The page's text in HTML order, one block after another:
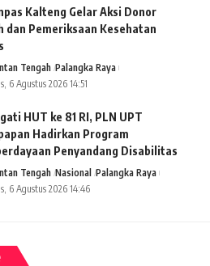
Kalteng Gelar Aksi Donor
dan Pemeriksaan Kesehatan
Tengah Palangka Raya
6 Agustus 2026 14:51
HUT ke 81 RI, PLN UPT
Hadirkan Program
Penyandang Disabilitas
Tengah Nasional Palangka Raya
6 Agustus 2026 14:46